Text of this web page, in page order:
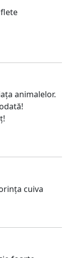
animalelor.
cuiva